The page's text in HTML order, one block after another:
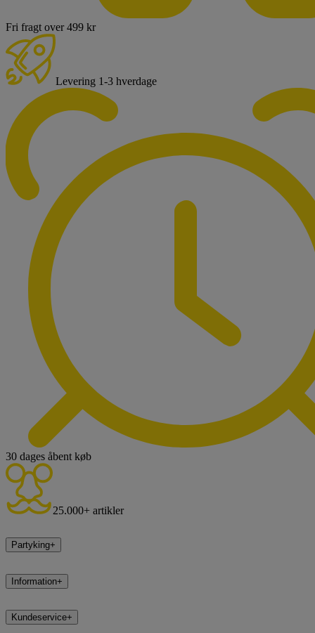
Fri fragt over 499 kr
Levering 1-3 hverdage
30 dages åbent køb
25.000+ artikler
Partyking+
Information+
Kundeservice+